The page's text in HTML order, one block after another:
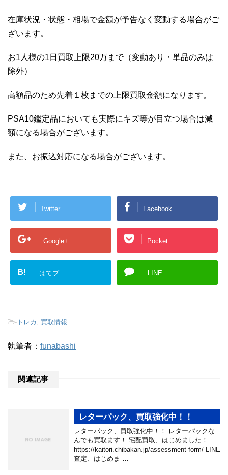
在庫状況・状態・相場で金額が予告なく変動する場合がご
ざいます。
お1人様の1日買取上限20万まで（変動あり・単品のみは
除外）
高額品のため先着１枚までの上限買取金額になります。
PSA10鑑定品においても実際にキズ等が目立つ場合は減
額になる場合がございます。
また、お振込対応になる場合がございます。
Twitter Facebook
Google+ Pocket
B! はてブ LINE
- トレカ , 買取情報
執筆者： funabashi
関連記事
レターパック、買取強化中！！
レターパック、買取強化中！！ レターパックな
んでも買取ます！ 宅配買取、はじめました！
https://kaitori.chibakan.jp/assessment-form/ LINE
査定、はじめま …